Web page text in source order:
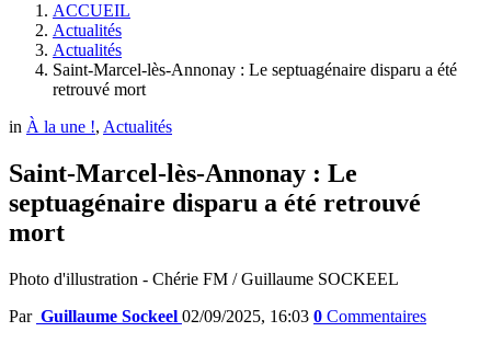
ACCUEIL
Actualités
Actualités
Saint-Marcel-lès-Annonay : Le septuagénaire disparu a été
retrouvé mort
in À la une !, Actualités
Saint-Marcel-lès-Annonay : Le
septuagénaire disparu a été retrouvé
mort
Photo d'illustration - Chérie FM / Guillaume SOCKEEL
Par Guillaume Sockeel 02/09/2025, 16:03 0 Commentaires